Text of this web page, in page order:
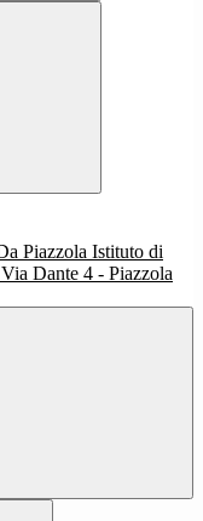
Istituto di
Via Dante 4 - Piazzola